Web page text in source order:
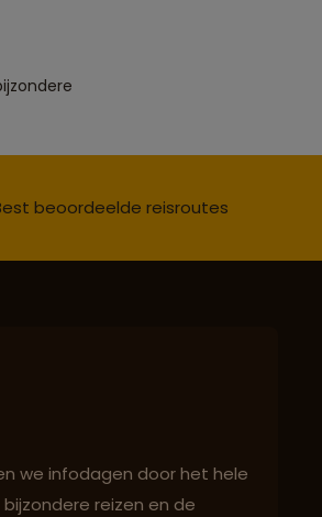
beoordeelde reisroutes
we infodagen door het hele
reizen en de